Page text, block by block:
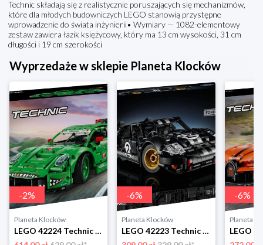
Technic składają się z realistycznie poruszających się mechanizmów,
które dla młodych budowniczych LEGO stanowią przystępne
wprowadzenie do świata inżynierii• Wymiary — 1082-elementowy
zestaw zawiera łazik księżycowy, który ma 13 cm wysokości, 31 cm
długości i 19 cm szerokości
Wyprzedaże w sklepie Planeta Klocków
-2%
Planeta Klocków
LEGO 42224 Technic Samochód Porsche 911 GT3 R R Lego
-6%
Planeta Klocków
LEGO 42223 Technic Samochód wyścigowy 1966 Ford Lego
-6%
Planeta